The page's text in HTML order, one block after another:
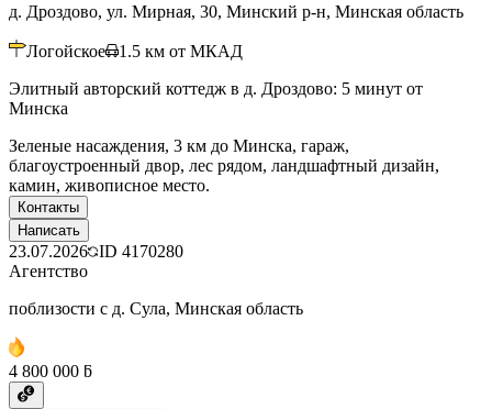
д. Дроздово, ул. Мирная, 30, Минский р-н, Минская область
Логойское 1.5 км от МКАД
Элитный авторский коттедж в д. Дроздово: 5 минут от
Минска
Зеленые насаждения, 3 км до Минска, гараж,
благоустроенный двор, лес рядом, ландшафтный дизайн,
камин, живописное место.
Контакты
Написать
23.07.2026 ID 4170280
Агентство
поблизости с д. Сула, Минская область
4 800 000 ƃ